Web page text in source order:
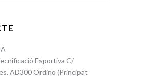
Esportiva C/
AD300 Ordino (Principat